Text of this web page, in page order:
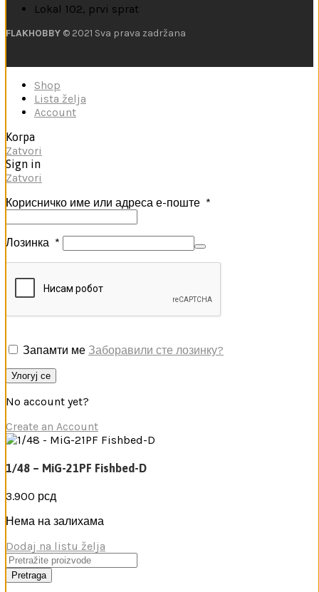
Lokal 102, prvi sprat
FLAKHOBBY © 2021 Sva prava zadržana
Shop
Lista želja
Account
Korpa
Zatvori
Sign in
Zatvori
Корисничко име или адреса е-поште *
Лозинка *
Запамти ме Заборавили сте лозинку?
Улогуј се
No account yet?
Create an Account
1/48 – MiG-21PF Fishbed-D
3.900 рсд
Нема на залихама
Dodaj na listu želja
Pretraga